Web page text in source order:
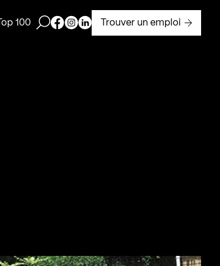
Top 100 Ouvrir la barre de recherche
Page Facebook de Kollectif
Page Instagram de Kollectif
Page Linkedin de Kollectif
Trouver un emploi